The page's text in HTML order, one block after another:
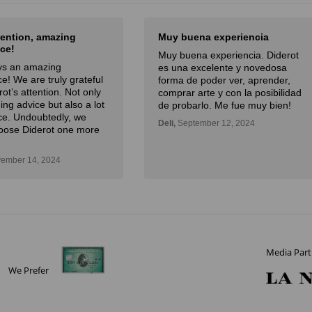
experiencia
experiencia. Diderot
y novedosa
ver, aprender,
y con la posibilidad
Me fue muy bien!
12, 2024
El mejor sitio de arte de Latam
El mejor sitio de arte de Latam,
especialmente por la curación
experta y la atención.
Julian,November 01, 2024
We Prefer
Media